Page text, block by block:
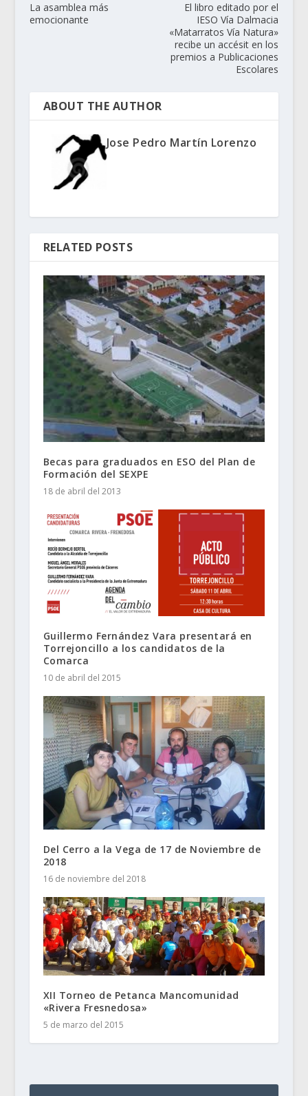
La asamblea más
emocionante
El libro editado por el
IESO Vía Dalmacia
«Matarratos Vía Natura»
recibe un accésit en los
premios a Publicaciones
Escolares
ABOUT THE AUTHOR
Jose Pedro Martín Lorenzo
RELATED POSTS
Becas para graduados en ESO del Plan de
Formación del SEXPE
18 de abril del 2013
Guillermo Fernández Vara presentará en
Torrejoncillo a los candidatos de la
Comarca
10 de abril del 2015
Del Cerro a la Vega de 17 de Noviembre de
2018
16 de noviembre del 2018
XII Torneo de Petanca Mancomunidad
«Rivera Fresnedosa»
5 de marzo del 2015